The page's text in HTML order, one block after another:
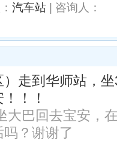
汽车站 | 咨询人：
走到华师站，
！！
大巴回去宝安，
？谢谢了